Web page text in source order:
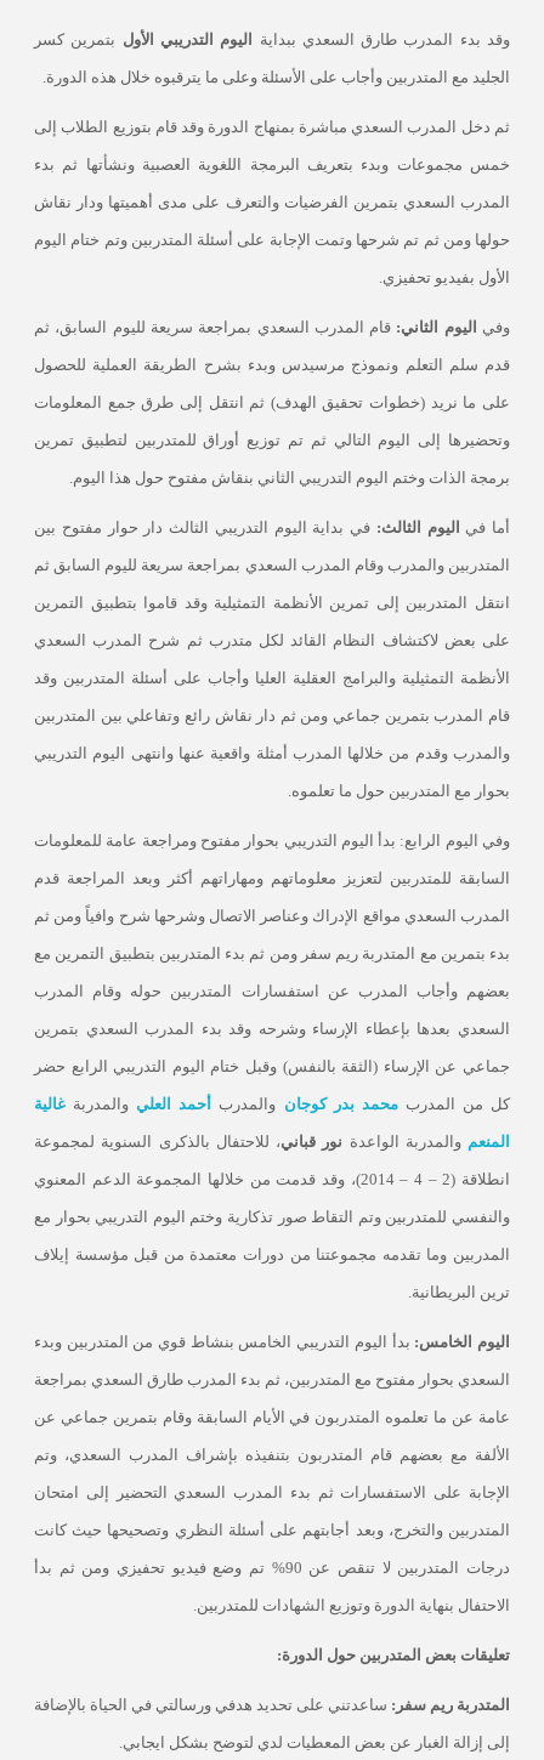
وقد بدء المدرب طارق السعدي ببداية اليوم التدريبي الأول بتمرين كسر
الجليد مع المتدربين وأجاب على الأسئلة وعلى ما يترقبوه خلال هذه الدورة.
ثم دخل المدرب السعدي مباشرة بمنهاج الدورة وقد قام بتوزيع الطلاب إلى
خمس مجموعات وبدء بتعريف البرمجة اللغوية العصبية ونشأتها ثم بدء
المدرب السعدي بتمرين الفرضيات والتعرف على مدى أهميتها ودار نقاش
حولها ومن ثم تم شرحها وتمت الإجابة على أسئلة المتدربين وتم ختام اليوم
الأول بفيديو تحفيزي.
وفي اليوم الثاني: قام المدرب السعدي بمراجعة سريعة لليوم السابق، ثم
قدم سلم التعلم ونموذج مرسيدس وبدء بشرح الطريقة العملية للحصول
على ما نريد (خطوات تحقيق الهدف) ثم انتقل إلى طرق جمع المعلومات
وتحضيرها إلى اليوم التالي ثم تم توزيع أوراق للمتدربين لتطبيق تمرين
برمجة الذات وختم اليوم التدريبي الثاني بنقاش مفتوح حول هذا اليوم.
أما في اليوم الثالث: في بداية اليوم التدريبي الثالث دار حوار مفتوح بين
المتدربين والمدرب وقام المدرب السعدي بمراجعة سريعة لليوم السابق ثم
انتقل المتدربين إلى تمرين الأنظمة التمثيلية وقد قاموا بتطبيق التمرين
على بعض لاكتشاف النظام القائد لكل متدرب ثم شرح المدرب السعدي
الأنظمة التمثيلية والبرامج العقلية العليا وأجاب على أسئلة المتدربين وقد
قام المدرب بتمرين جماعي ومن ثم دار نقاش رائع وتفاعلي بين المتدربين
والمدرب وقدم من خلالها المدرب أمثلة واقعية عنها وانتهى اليوم التدريبي
بحوار مع المتدربين حول ما تعلموه.
وفي اليوم الرابع: بدأ اليوم التدريبي بحوار مفتوح ومراجعة عامة للمعلومات
السابقة للمتدربين لتعزيز معلوماتهم ومهاراتهم أكثر وبعد المراجعة قدم
المدرب السعدي مواقع الإدراك وعناصر الاتصال وشرحها شرح وافياً ومن ثم
بدء بتمرين مع المتدربة ريم سفر ومن ثم بدء المتدربين بتطبيق التمرين مع
بعضهم وأجاب المدرب عن استفسارات المتدربين حوله وقام المدرب
السعدي بعدها بإعطاء الإرساء وشرحه وقد بدء المدرب السعدي بتمرين
جماعي عن الإرساء (الثقة بالنفس) وقبل ختام اليوم التدريبي الرابع حضر
كل من المدربمحمد بدر كوجان والمدرب أحمد العليوالمدربة غالية
المنعم والمدربة الواعدة نور قباني، للاحتفال بالذكرى السنوية لمجموعة
انطلاقة (2 – 4 – 2014)، وقد قدمت من خلالها المجموعة الدعم المعنوي
والنفسي للمتدربين وتم التقاط صور تذكارية وختم اليوم التدريبي بحوار مع
المدربين وما تقدمه مجموعتنا من دورات معتمدة من قبل مؤسسة إيلاف
ترين البريطانية.
اليوم الخامس: بدأ اليوم التدريبي الخامس بنشاط قوي من المتدربين وبدء
السعدي بحوار مفتوح مع المتدربين، ثم بدء المدرب طارق السعدي بمراجعة
عامة عن ما تعلموه المتدربون في الأيام السابقة وقام بتمرين جماعي عن
الألفة مع بعضهم قام المتدربون بتنفيذه بإشراف المدرب السعدي، وتم
الإجابة على الاستفسارات ثم بدء المدرب السعدي التحضير إلى امتحان
المتدربين والتخرج، وبعد أجابتهم على أسئلة النظري وتصحيحها حيث كانت
درجات المتدربين لا تنقص عن 90 % تم وضع فيديو تحفيزي ومن ثم بدأ
الاحتفال بنهاية الدورة وتوزيع الشهادات للمتدربين.
تعليقات بعض المتدربين حول الدورة:
المتدربة ريم سفر: ساعدتني على تحديد هدفي ورسالتي في الحياة بالإضافة
إلى إزالة الغبار عن بعض المعطيات لدي لتوضح بشكل ايجابي.